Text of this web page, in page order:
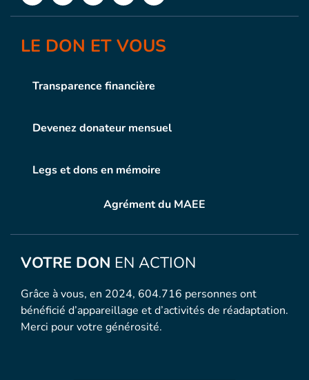
LE DON ET VOUS
Transparence financière
Devenez donateur mensuel
Legs et dons en mémoire
Agrément du MAEE
VOTRE DON EN ACTION
Grâce à vous, en 2024, 604.716 personnes ont
bénéficié d’appareillage et d’activités de réadaptation.
Merci pour votre générosité.